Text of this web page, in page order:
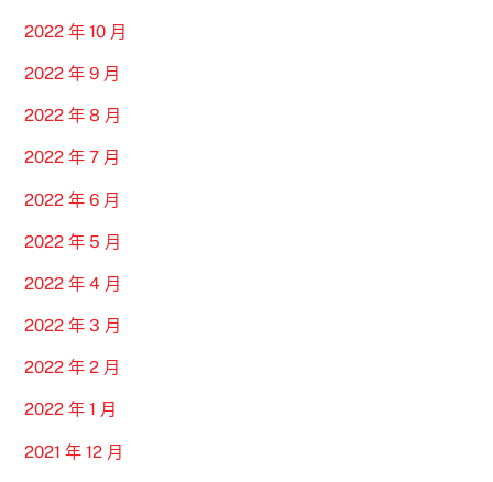
2022 年 10 月
2022 年 9 月
2022 年 8 月
2022 年 7 月
2022 年 6 月
2022 年 5 月
2022 年 4 月
2022 年 3 月
2022 年 2 月
2022 年 1 月
2021 年 12 月